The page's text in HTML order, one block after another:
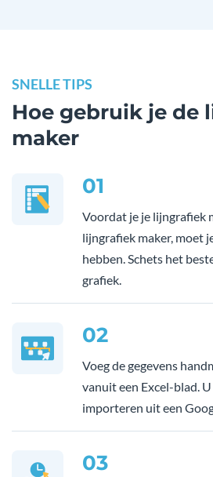
SNELLE TIPS
Hoe gebruik je de
maker
01
Voordat je je lijngrafiek
lijngrafiek maker, moet
hebben. Schets het
grafiek.
02
Voeg de gegevens
vanuit een Excel-blad.
importeren uit een
03